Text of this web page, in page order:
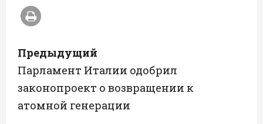
Н
а
в
Предыдущий
Парламент Италии одобрил
законопроект о возвращении к
атомной генерации